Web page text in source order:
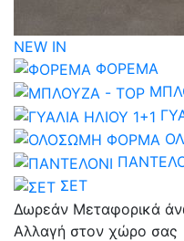
NEW IN
ΦΟΡΕΜΑ
ΣΕΤ
Δωρεάν Μεταφορικά
Αλλαγή στον χώρο σας